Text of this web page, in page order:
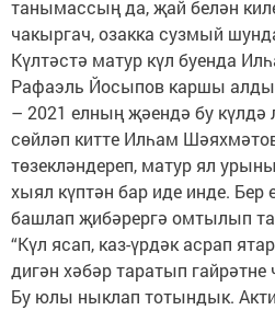
танымассың да, җай белән
чакыргач, озакка сузмый
Күлтәстә матур күл буенда
Рафаэль Йосыпов каршы
– 2021 елның җәендә бу күлдә
сөйләп китте Илһам
төзекләндереп, матур ял
хыял күптән бар иде инде.
башлап җибәрергә омтылып та
“Күл ясап, каз-үрдәк асрап
дигән хәбәр таратып гайрәтне
Бу юлы ныклап тотындык.